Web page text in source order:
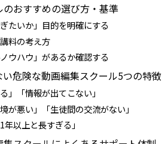
おすすめの選び方・基準
たいか」目的を明確にする
料の考え方
ウハウ」があるか確認する
危険な動画編集スクール5つの特徴
」「情報が出てこない」
が悪い」「生徒間の交流がない」
以上と長すぎる」